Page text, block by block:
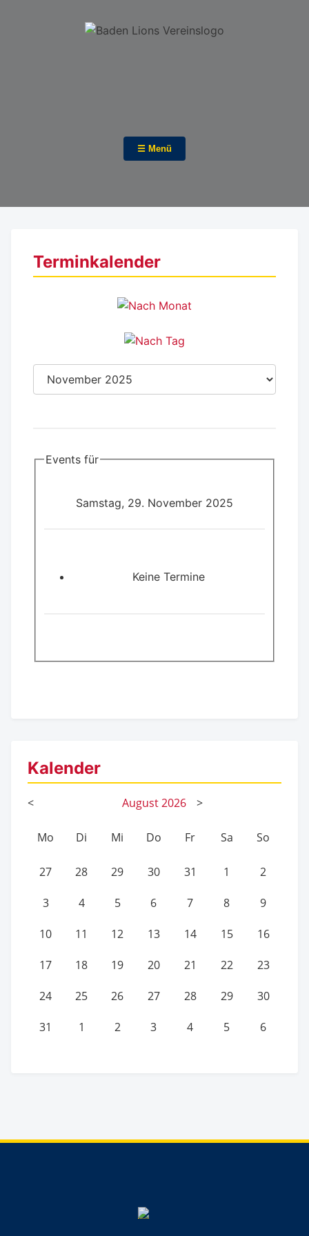
☰ Menü
Terminkalender
Events für
Samstag, 29. November 2025
Keine Termine
Kalender
< August2026 >
Mo Di Mi Do Fr Sa So
27 28 29 30 31 1 2
3 4 5 6 7 8 9
10 11 12 13 14 15 16
17 18 19 20 21 22 23
24 25 26 27 28 29 30
31 1 2 3 4 5 6